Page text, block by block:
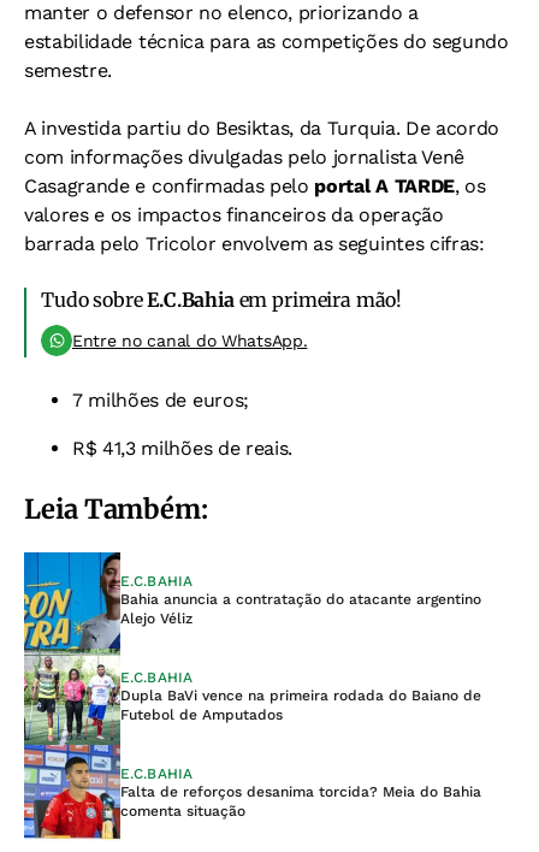
manter o defensor no elenco, priorizando a
estabilidade técnica para as competições do segundo
semestre.
A investida partiu do Besiktas, da Turquia. De acordo
com informações divulgadas pelo jornalista Venê
Casagrande e confirmadas pelo portal A TARDE, os
valores e os impactos financeiros da operação
barrada pelo Tricolor envolvem as seguintes cifras:
Tudo sobreE.C.Bahiaem primeira mão!
Entre no canal do WhatsApp.
7 milhões de euros;
R$ 41,3 milhões de reais.
Leia Também:
E.C.BAHIA
Bahia anuncia a contratação do atacante argentino
Alejo Véliz
E.C.BAHIA
Dupla BaVi vence na primeira rodada do Baiano de
Futebol de Amputados
E.C.BAHIA
Falta de reforços desanima torcida? Meia do Bahia
comenta situação